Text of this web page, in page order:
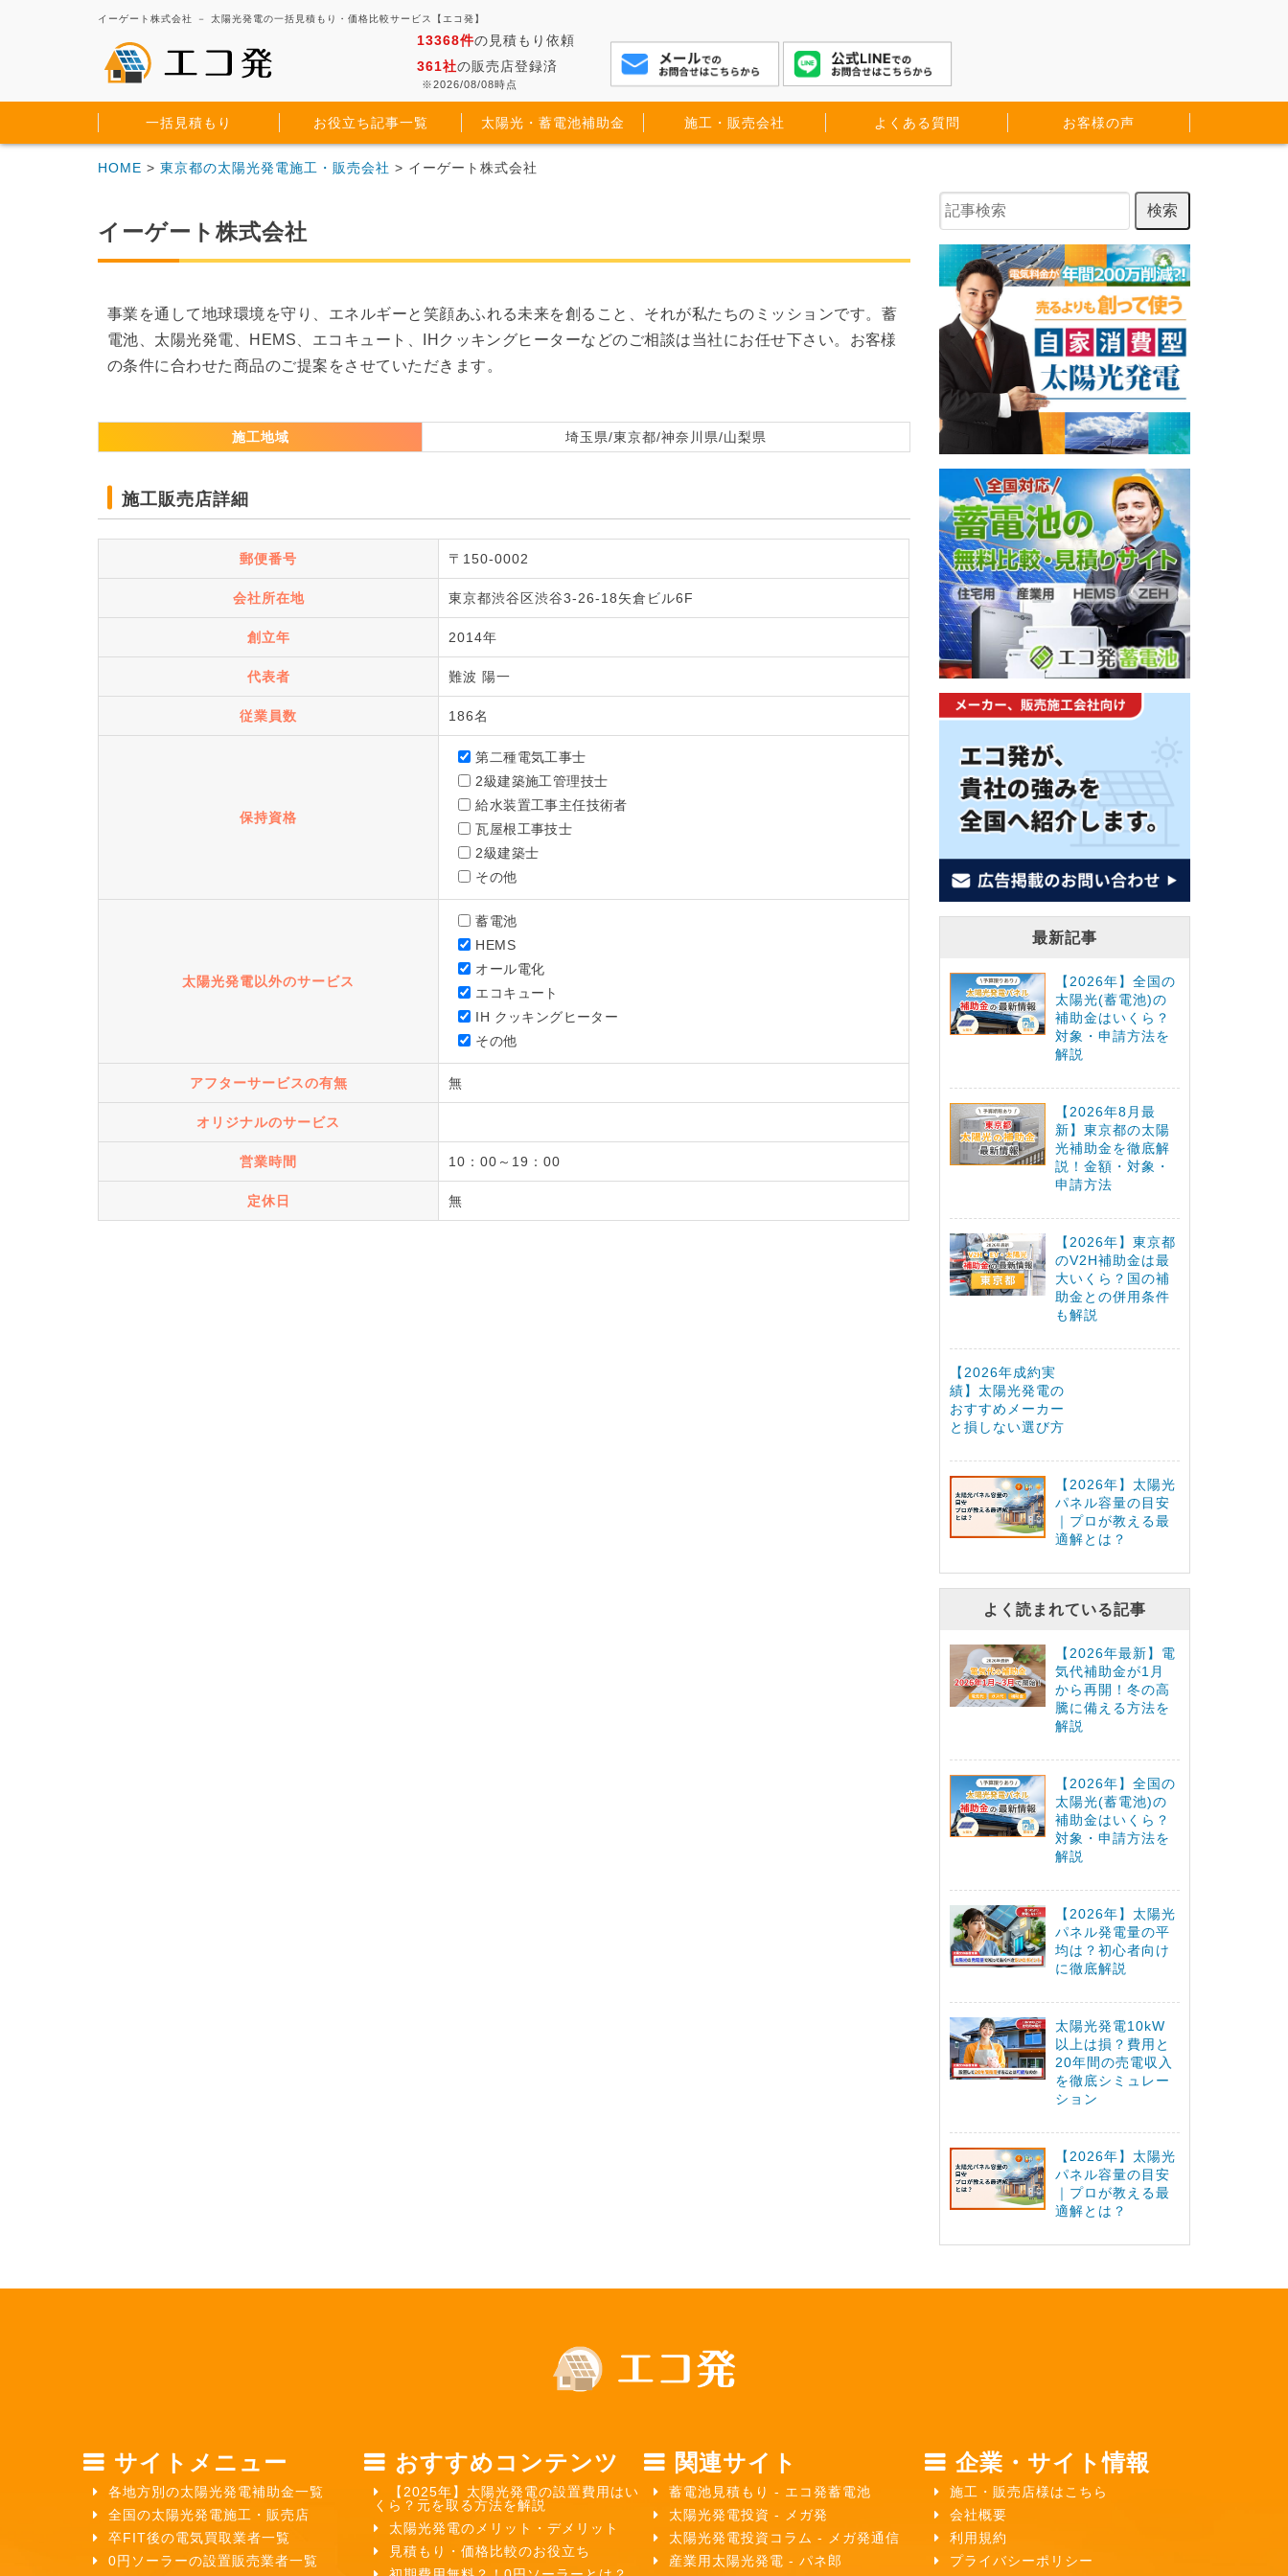
イーゲート株式会社 － 太陽光発電の一括見積もり・価格比較サービス【エコ発】
13368件の見積もり依頼
361社の販売店登録済
※2026/08/08時点
一括見積もり お役立ち記事一覧 太陽光・蓄電池補助金 施工・販売会社 よくある質問 お客様の声
HOME > 東京都の太陽光発電施工・販売会社 > イーゲート株式会社
イーゲート株式会社
事業を通して地球環境を守り、エネルギーと笑顔あふれる未来を創ること、それが私たちのミッションです。蓄
電池、太陽光発電、HEMS、エコキュート、IHクッキングヒーターなどのご相談は当社にお任せ下さい。お客様
の条件に合わせた商品のご提案をさせていただきます。
施工地域 埼玉県/東京都/神奈川県/山梨県
施工販売店詳細
郵便番号 〒150-0002
会社所在地 東京都渋谷区渋谷3-26-18矢倉ビル6F
創立年 2014年
代表者 難波 陽一
従業員数 186名
保持資格
第二種電気工事士
2級建築施工管理技士
給水装置工事主任技術者
瓦屋根工事技士
2級建築士
その他
太陽光発電以外のサービス
蓄電池
HEMS
オール電化
エコキュート
IH クッキングヒーター
その他
アフターサービスの有無 無
オリジナルのサービス
営業時間 10：00～19：00
定休日 無
最新記事
【2026年】全国の
太陽光(蓄電池)の
補助金はいくら？
対象・申請方法を
解説
【2026年8月最
新】東京都の太陽
光補助金を徹底解
説！金額・対象・
申請方法
【2026年】東京都
のV2H補助金は最
大いくら？国の補
助金との併用条件
も解説
【2026年成約実
績】太陽光発電の
おすすめメーカー
と損しない選び方
【2026年】太陽光
パネル容量の目安
｜プロが教える最
適解とは？
よく読まれている記事
【2026年最新】電
気代補助金が1月
から再開！冬の高
騰に備える方法を
解説
【2026年】全国の
太陽光(蓄電池)の
補助金はいくら？
対象・申請方法を
解説
【2026年】太陽光
パネル発電量の平
均は？初心者向け
に徹底解説
太陽光発電10kW
以上は損？費用と
20年間の売電収入
を徹底シミュレー
ション
【2026年】太陽光
パネル容量の目安
｜プロが教える最
適解とは？
サイトメニュー
各地方別の太陽光発電補助金一覧
全国の太陽光発電施工・販売店
卒FIT後の電気買取業者一覧
0円ソーラーの設置販売業者一覧
おすすめコンテンツ
【2025年】太陽光発電の設置費用はい
くら？元を取る方法を解説
太陽光発電のメリット・デメリット
見積もり・価格比較のお役立ち
関連サイト
蓄電池見積もり - エコ発蓄電池
太陽光発電投資 - メガ発
太陽光発電投資コラム - メガ発通信
産業用太陽光発電 - パネ郎
企業・サイト情報
施工・販売店様はこちら
会社概要
利用規約
プライバシーポリシー